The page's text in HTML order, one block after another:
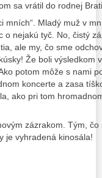
sa vrátil do rodnej
mních“. Mladý muž v
nejakú tyč. No, čistý
ale my, čo sme
Že boli výsledkom
potom môže s nami
koncerte a zasa
ako pri tom
zázrakom. Tým,
je vyhradená kinosála!